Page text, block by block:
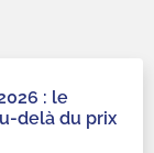
: le
delà du prix